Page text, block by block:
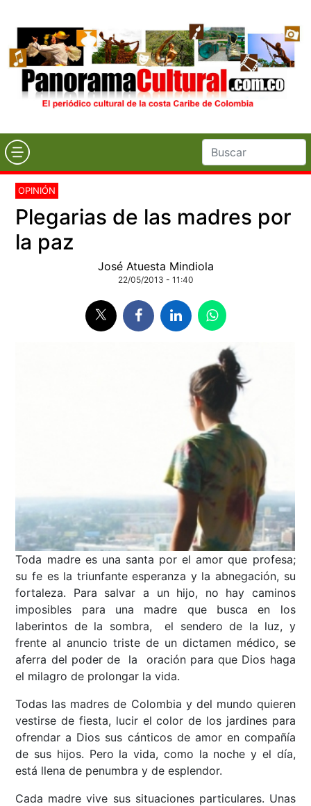
OPINIÓN
Plegarias de las madres por
la paz
José Atuesta Mindiola
22/05/2013 - 11:40
Toda madre es una santa por el amor que profesa;
su fe es la triunfante esperanza y la abnegación, su
fortaleza. Para salvar a un hijo, no hay caminos
imposibles para una madre que busca en los
laberintos de la sombra, el sendero de la luz, y
frente al anuncio triste de un dictamen médico, se
aferra del poder de la oración para que Dios haga
el milagro de prolongar la vida.
Todas las madres de Colombia y del mundo quieren
vestirse de fiesta, lucir el color de los jardines para
ofrendar a Dios sus cánticos de amor en compañía
de sus hijos. Pero la vida, como la noche y el día,
está llena de penumbra y de esplendor.
Cada madre vive sus situaciones particulares. Unas